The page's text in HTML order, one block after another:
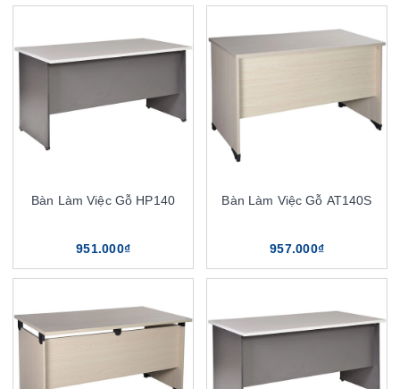
Bàn Làm Việc Gỗ HP140
951.000₫
Bàn Làm Việc Gỗ AT140S
957.000₫